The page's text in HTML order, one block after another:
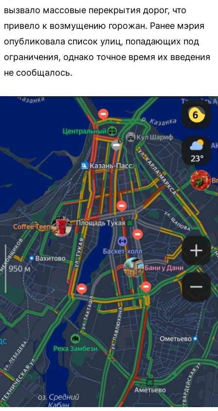
вызвало массовые перекрытия дорог, что
привело к возмущению горожан. Ранее мэрия
опубликовала список улиц, попадающих под
ограничения, однако точное время их введения
не сообщалось.